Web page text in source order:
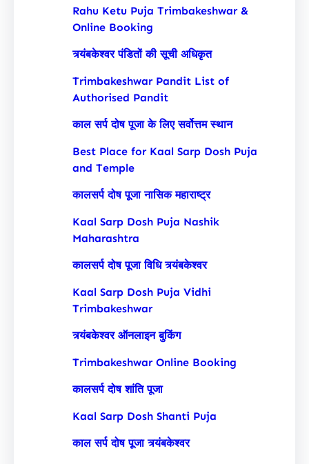
Rahu Ketu Puja Trimbakeshwar &
Online Booking
त्र्यंबकेश्वर पंडितों की सूची अधिकृत
Trimbakeshwar Pandit List of
Authorised Pandit
काल सर्प दोष पूजा के लिए सर्वोत्तम स्थान
Best Place for Kaal Sarp Dosh Puja
and Temple
कालसर्प दोष पूजा नासिक महाराष्ट्र
Kaal Sarp Dosh Puja Nashik
Maharashtra
कालसर्प दोष पूजा विधि त्र्यंबकेश्वर
Kaal Sarp Dosh Puja Vidhi
Trimbakeshwar
त्र्यंबकेश्वर ऑनलाइन बुकिंग
Trimbakeshwar Online Booking
कालसर्प दोष शांति पूजा
Kaal Sarp Dosh Shanti Puja
काल सर्प दोष पूजा त्र्यंबकेश्वर